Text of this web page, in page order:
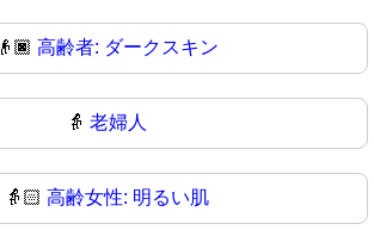
👴🏿 高齢者: ダークスキン
👵 老婦人
👵🏻 高齢女性: 明るい肌